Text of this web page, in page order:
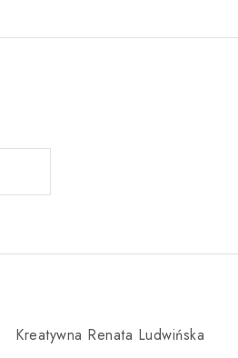
Kreatywna Renata Ludwińska